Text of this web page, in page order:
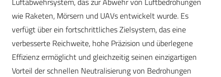
wie Raketen, Mörsern und UAVs entwickelt wurde. Es
verfügt über ein fortschrittliches Zielsystem, das eine
verbesserte Reichweite, hohe Präzision und überlegene
Effizienz ermöglicht und gleichzeitig seinen einzigartigen
Vorteil der schnellen Neutralisierung von Bedrohungen